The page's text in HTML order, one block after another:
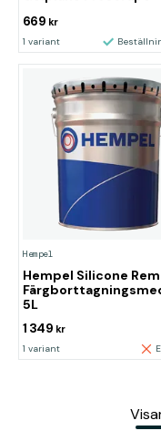
669 kr
1 variant
Hempel
Hempel Silicone
5L
1 349 kr
1 variant